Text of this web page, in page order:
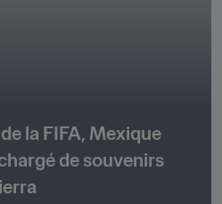
la FIFA, Mexique
de souvenirs